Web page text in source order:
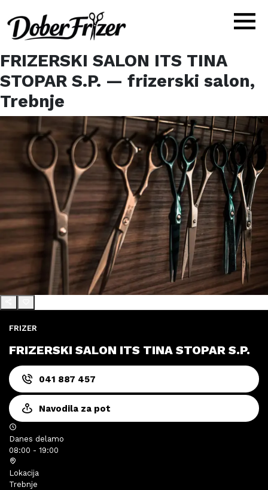
FRIZERSKI SALON ITS TINA
STOPAR S.P. — frizerski salon,
Trebnje
FRIZER
FRIZERSKI SALON ITS TINA STOPAR S.P.
041 887 457
Navodila za pot
Danes delamo
08:00 - 19:00
Lokacija
Trebnje